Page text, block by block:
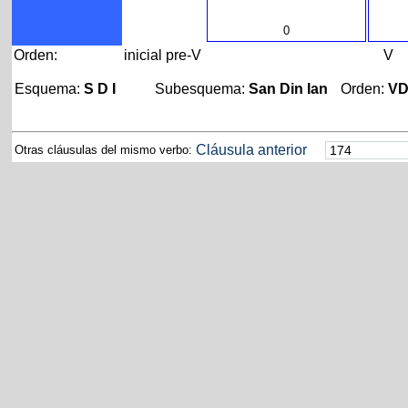
0
Orden: inicial pre-V V
Esquema: S D I Subesquema:San Din Ian Orden:VD
Otras cláusulas del mismo verbo: Cláusula anterior